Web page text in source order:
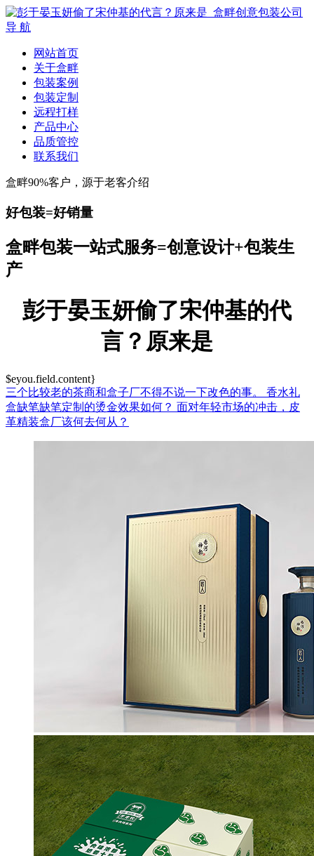
导 航
网站首页
关于盒畔
包装案例
包装定制
远程打样
产品中心
品质管控
联系我们
盒畔90%客户，源于老客介绍
好包装=好销量
盒畔包装一站式服务=创意设计+包装生
产
彭于晏玉妍偷了宋仲基的代
言？原来是
$eyou.field.content}
三个比较老的茶商和盒子厂不得不说一下改色的事。 香水礼
盒缺笔缺笔定制的烫金效果如何？ 面对年轻市场的冲击，皮
革精装盒厂该何去何从？